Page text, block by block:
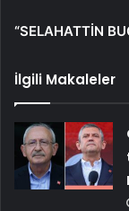
“SELAHATTİN
İlgili Makaleler